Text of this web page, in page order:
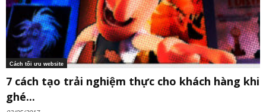
Cách tối ưu website
7 cách tạo trải nghiệm thực cho khách hàng khi
ghé...